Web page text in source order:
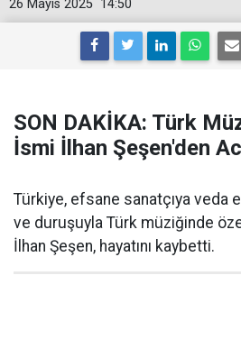
14:50
26 Mayıs 2025
SON DAKİKA: Türk
İsmi İlhan Şeşen'den
Türkiye, efsane sanatçıya veda
ve duruşuyla Türk müziğinde
İlhan Şeşen, hayatını kaybetti.